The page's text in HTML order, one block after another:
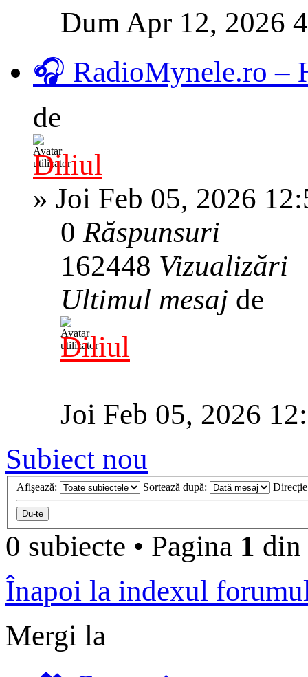
Dum Apr 12, 2026
🎧 RadioMynele.ro –
de
Diliul
» Joi Feb 05, 2026
0Răspunsuri
162448 Vizualizări
Ultimul mesaj de
Diliul
Joi Feb 05, 2026
Subiect nou
Afişează: Sortează după:
0 subiecte • Pagina 1 din
Înapoi la indexul
Mergi la